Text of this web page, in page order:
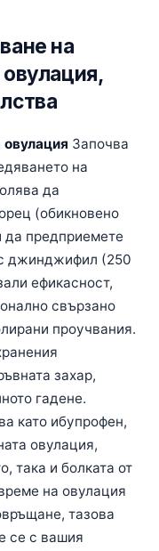
на
Започва
на
да
(обикновено
да предприемете
джинджифил (250
ефикасност,
свързано
проучвания.
захар,
гадене.
като ибупрофен,
овулация,
така и болката от
на овулация
тазова
се с вашия